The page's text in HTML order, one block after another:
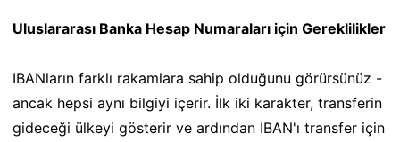
Uluslararası Banka Hesap Numaraları için Gereklilikler
IBANların farklı rakamlara sahip olduğunu görürsünüz -
ancak hepsi aynı bilgiyi içerir. İlk iki karakter, transferin
gideceği ülkeyi gösterir ve ardından IBAN'ı transfer için